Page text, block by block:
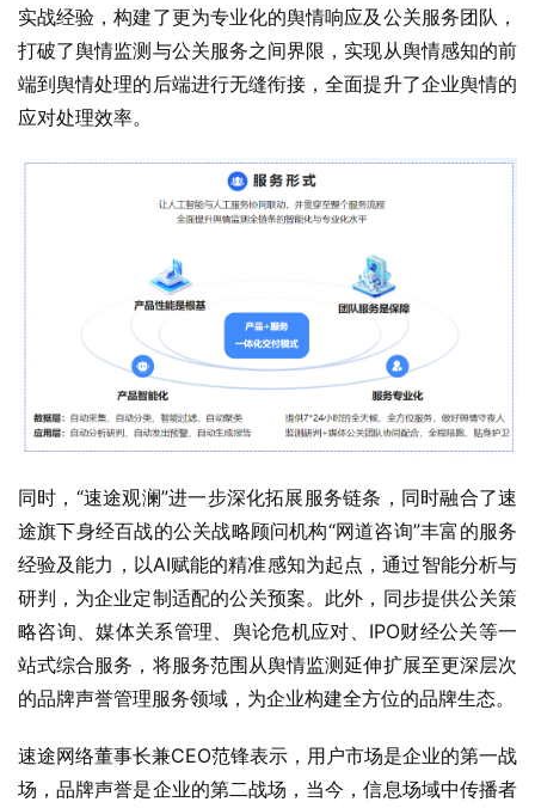
实战经验，构建了更为专业化的舆情响应及公关服务团队，
打破了舆情监测与公关服务之间界限，实现从舆情感知的前
端到舆情处理的后端进行无缝衔接，全面提升了企业舆情的
应对处理效率。
同时，“速途观澜”进一步深化拓展服务链条，同时融合了速
途旗下身经百战的公关战略顾问机构“网道咨询”丰富的服务
经验及能力，以AI赋能的精准感知为起点，通过智能分析与
研判，为企业定制适配的公关预案。此外，同步提供公关策
略咨询、媒体关系管理、舆论危机应对、IPO财经公关等一
站式综合服务，将服务范围从舆情监测延伸扩展至更深层次
的品牌声誉管理服务领域，为企业构建全方位的品牌生态。
速途网络董事长兼CEO范锋表示，用户市场是企业的第一战
场，品牌声誉是企业的第二战场，当今，信息场域中传播者